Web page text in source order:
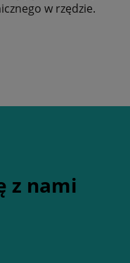
w rzędzie.
z nami